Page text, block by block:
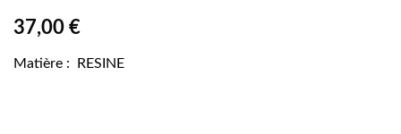
37,00 €
Matière : RESINE